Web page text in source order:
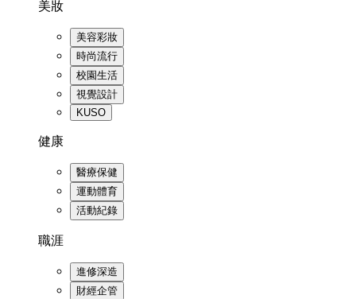
美妝
美容彩妝
時尚流行
校園生活
視覺設計
KUSO
健康
醫療保健
運動體育
活動紀錄
職涯
進修深造
財經企管